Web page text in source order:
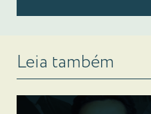
Leia também